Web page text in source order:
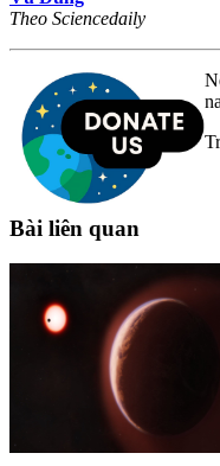
Theo Sciencedaily
Bài liên quan